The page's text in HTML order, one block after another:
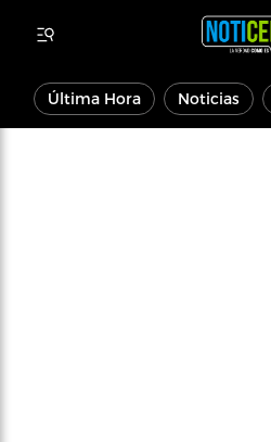
Última Hora Noticias